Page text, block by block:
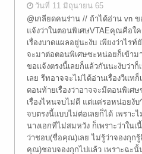
วันที่ 11 มิถุนายน 65
@เกลียดคนร่าน // ถ้าได้อ่าน vn ข
แจ้งว่าในตอนพิเศษVTAEคุณคือใ
เรื่องบาดแผลอยู่นะงับ เพียงว่าไร
จะมาต่อตอนพิเศษซะหน่อยก็เข้าม
ขอแจ้งตรงนี้เลยก็แล้วกันนะงับว่า
เลย รีทอาจจะไม่ได้อ่านเรื่องวีแท
ตอนท้ายเรื่องว่าอาจจะมีตอนพิเศ
เรื่องไหนจบไม่ดี แต่แค่รอหน่อยงับ
จบตรงนี้แบบไม่ต่อเลยก็ได้ เพราะ
นางเอกที่ไม่สมหวัง ก็เพราะว่าในเ
ว่าชอบ(ชื่อคุณ)เลย ไม่รู้ว่าจองกุก
คุณ)ชอบจองกุกไปแล้ว เพราะฉะนั้